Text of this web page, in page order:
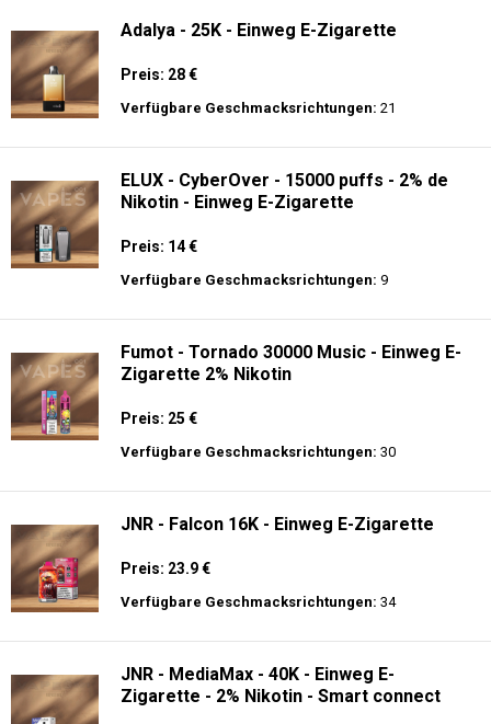
Adalya - 25K - Einweg E-Zigarette
Preis: 28 €
Verfügbare Geschmacksrichtungen: 21
ELUX - CyberOver - 15000 puffs - 2% de
Nikotin - Einweg E-Zigarette
Preis: 14 €
Verfügbare Geschmacksrichtungen: 9
Fumot - Tornado 30000 Music - Einweg E-
Zigarette 2% Nikotin
Preis: 25 €
Verfügbare Geschmacksrichtungen: 30
JNR - Falcon 16K - Einweg E-Zigarette
Preis: 23.9 €
Verfügbare Geschmacksrichtungen: 34
JNR - MediaMax - 40K - Einweg E-
Zigarette - 2% Nikotin - Smart connect